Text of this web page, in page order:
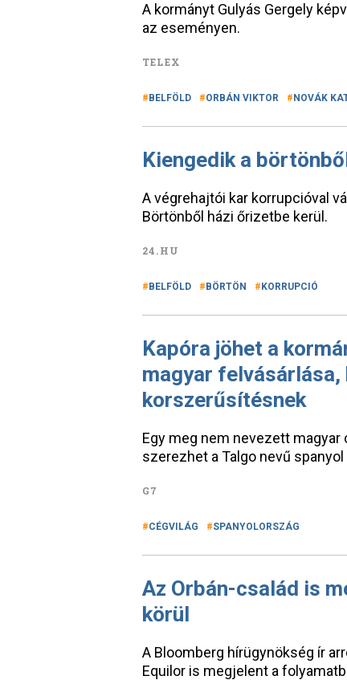
A kormányt Gulyás Gergely
az eseményen.
TELEX
BELFÖLD ORBÁN VIKTOR NOVÁK
Kiengedik a
A végrehajtói kar korrupcióval
Börtönből házi őrizetbe kerül.
24.HU
BELFÖLD BÖRTÖN KORRUPCIÓ
Kapóra jöhet a
magyar felvásárlása,
korszerűsítésnek
Egy meg nem nevezett
szerezhet a Talgo nevű
G7
CÉGVILÁG SPANYOLORSZÁG
Az Orbán-család is
körül
A Bloomberg hírügynökség ír
Equilor is megjelent a